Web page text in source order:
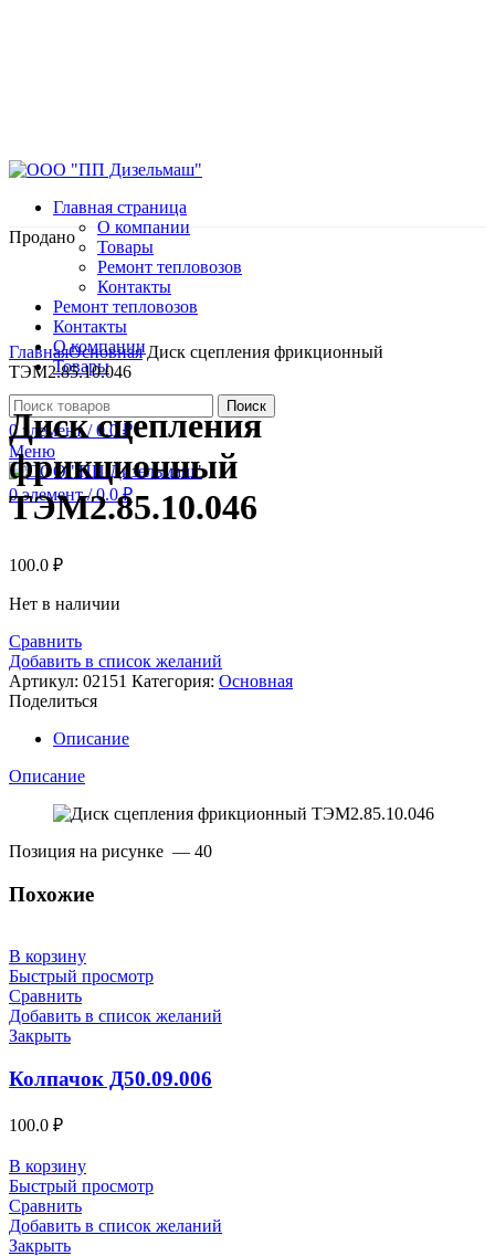
Главная страница
О компании
Товары
Ремонт тепловозов
Контакты
Ремонт тепловозов
Контакты
О компании
Товары
Поиск
0элемент / 0.0 ₽
Меню
0элемент / 0.0₽
Продано
Нажмите, чтобы увеличить
ГлавнаяОсновнаяДиск сцепления фрикционный
ТЭМ2.85.10.046
Диск сцепления
фрикционный
ТЭМ2.85.10.046
100.0 ₽
Нет в наличии
Сравнить
Добавить в список желаний
Артикул: 02151 Категория: Основная
Поделиться
Описание
Описание
Позиция на рисунке — 40
Похожие
В корзину
Быстрый просмотр
Сравнить
Добавить в список желаний
Закрыть
Колпачок Д50.09.006
100.0 ₽
В корзину
Быстрый просмотр
Сравнить
Добавить в список желаний
Закрыть